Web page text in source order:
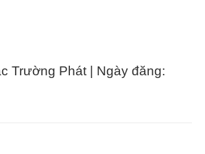
Trường Phát | Ngày đăng: